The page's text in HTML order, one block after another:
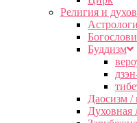
Религия и
Буддизм
Даосизм /
Духовная